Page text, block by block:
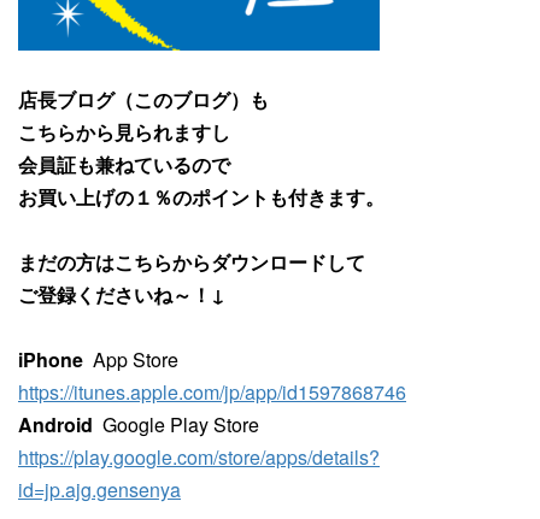
店長ブログ（このブログ）も
こちらから見られますし
会員証も兼ねているので
お買い上げの１％のポイントも付きます。
まだの方はこちらからダウンロードして
ご登録くださいね～！↓
iPhone App Store
https://itunes.apple.com/jp/app/id1597868746
Android Google Play Store
https://play.google.com/store/apps/details?
id=jp.ajg.gensenya